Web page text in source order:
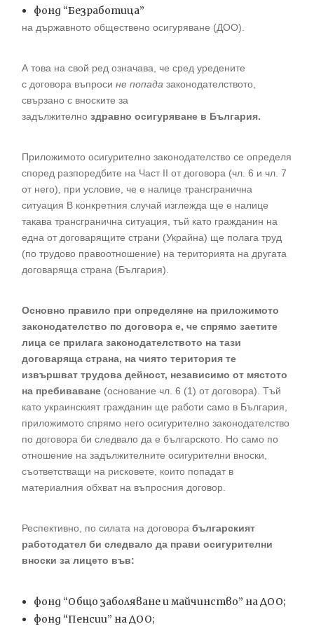
фонд “Безработица”
на държавното обществено осигуряване (ДОО).
А това на свой ред означава, че сред уредените
с договора въпроси не попада законодателството,
свързано с вноските за
задължително здравно осигуряване в България.
Приложимото осигурително законодателство се определя
според разпоредбите на Част II от договора (чл. 6 и чл. 7
от него), при условие, че е налице трансгранична
ситуация В конкретния случай изглежда ще е налице
такава трансгранична ситуация, тъй като гражданин на
една от договарящите страни (Украйна) ще полага труд
(по трудово правоотношение) на територията на другата
договаряща страна (България).
Основно правило при определяне на приложимото
законодателство по договора е, че спрямо заетите
лица се прилага законодателството на тази
договаряща страна, на чиято територия те
извършват трудова дейност, независимо от мястото
на пребиваване (основание чл. 6 (1) от договора). Тъй
като украинският гражданин ще работи само в България,
приложимото спрямо него осигурително законодателство
по договора би следвало да е българското. Но само по
отношение на задължителните осигурителни вноски,
съответстващи на рисковете, които попадат в
материалния обхват на въпросния договор.
Респективно, по силата на договора българският
работодател би следвало да прави осигурителни
вноски за лицето във:
фонд “Общо заболяване и майчинство” на ДОО;
фонд “Пенсии” на ДОО;